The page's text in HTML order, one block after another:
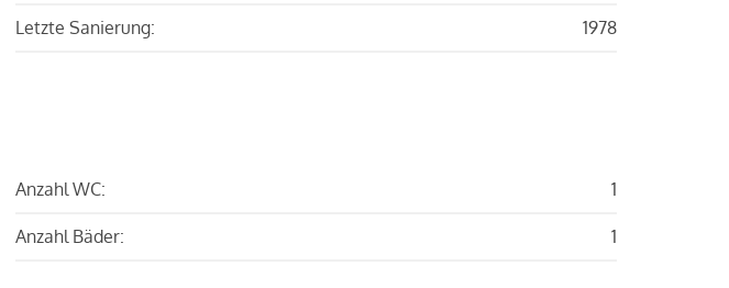
Letzte Sanierung: 1978
Anzahl WC: 1
Anzahl Bäder: 1